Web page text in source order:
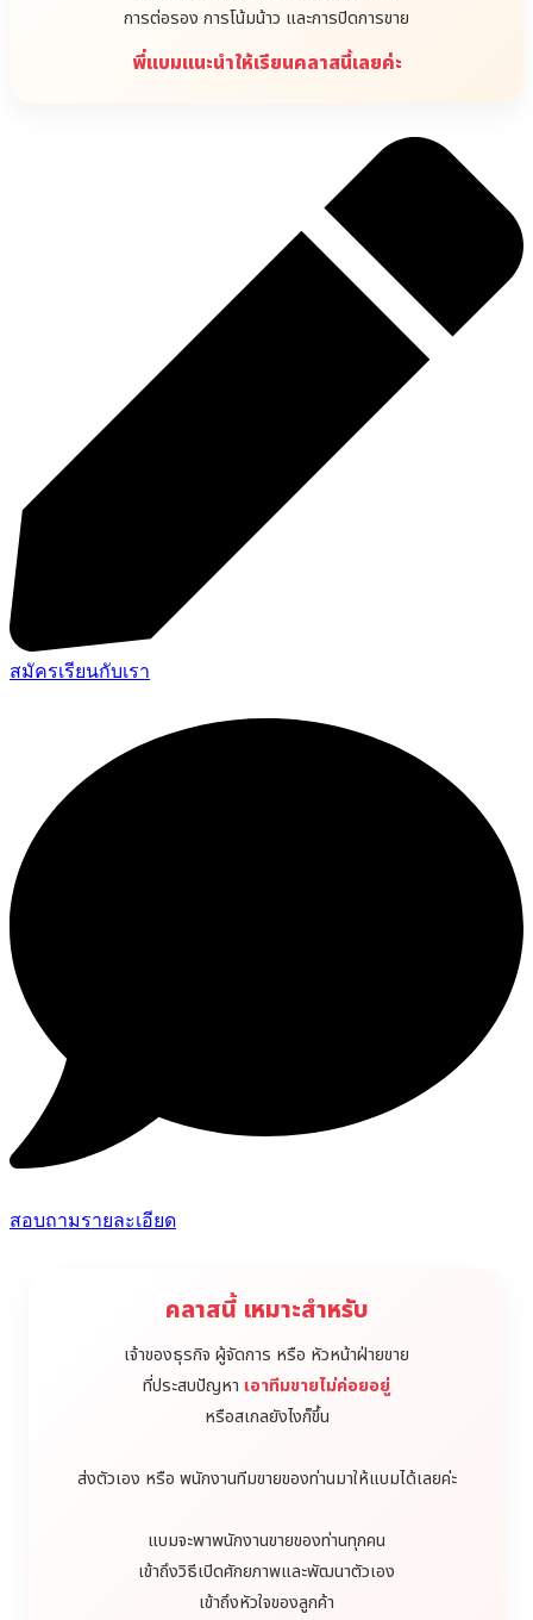
การต่อรอง การโน้มน้าว และการปิดการขาย
พี่แบมแนะนำให้เรียนคลาสนี้เลยค่ะ
สมัครเรียนกับเรา
สอบถามรายละเอียด
คลาสนี้ เหมาะสำหรับ
เจ้าของธุรกิจ ผู้จัดการ หรือ หัวหน้าฝ่ายขาย
ที่ประสบปัญหา เอาทีมขายไม่ค่อยอยู่
หรือสเกลยังไงก็ขึ้น
ส่งตัวเอง หรือ พนักงานทีมขายของท่านมาให้แบมได้เลยค่ะ
แบมจะพาพนักงานขายของท่านทุกคน
เข้าถึงวิธีเปิดศักยภาพและพัฒนาตัวเอง
เข้าถึงหัวใจของลูกค้า